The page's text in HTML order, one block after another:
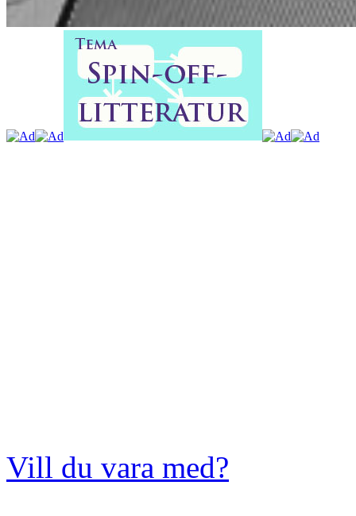
Vill du vara med?